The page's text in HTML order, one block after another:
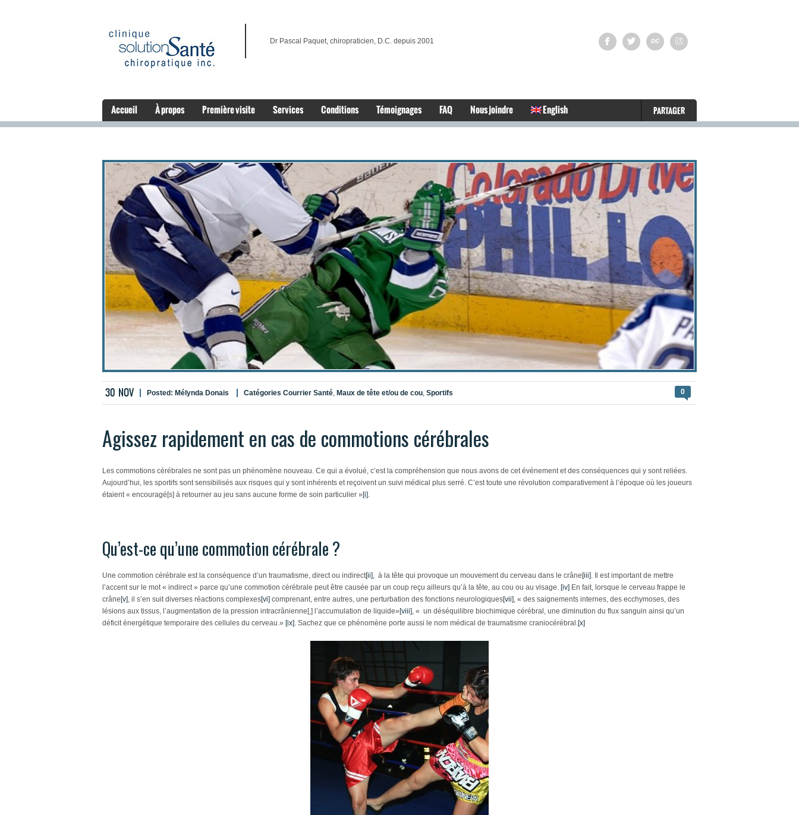
Dr Pascal Paquet, chiropraticien, D.C. depuis 2001
Accueil À propos Première visite Services Conditions Témoignages FAQ Nous joindre English PARTAGER
30 NOV Posted: Mélynda Donais Catégories Courrier Santé Maux de tête et/ou de cou Sportifs 0
Agissez rapidement en cas de commotions cérébrales
Les commotions cérébrales ne sont pas un phénomène nouveau. Ce qui a évolué, c’est la compréhension que nous avons de cet événement et des conséquences qui y sont reliées.
Aujourd’hui, les sportifs sont sensibilisés aux risques qui y sont inhérents et reçoivent un suivi médical plus serré. C’est toute une révolution comparativement à l’époque où les joueurs
étaient « encouragé[s] à retourner au jeu sans aucune forme de soin particulier »[i]
Qu’est-ce qu’une commotion cérébrale ?
Une commotion cérébrale est la conséquence d’un traumatisme, direct ou indirect[ii] , à la tête qui provoque un mouvement du cerveau dans le crâne[iii] . Il est important de mettre
l’accent sur le mot « indirect » parce qu’une commotion cérébrale peut être causée par un coup reçu ailleurs qu’à la tête, au cou ou au visage. [iv] En fait, lorsque le cerveau frappe le
crâne[v] , il s’en suit diverses réactions complexes[vi] comprenant, entre autres, une perturbation des fonctions neurologiques[vii] , « des saignements internes, des ecchymoses, des
lésions aux tissus, l’augmentation de la pression intracrânienne[,] l’accumulation de liquide»[viii] , « un déséquilibre biochimique cérébral, une diminution du flux sanguin ainsi qu’un
déficit énergétique temporaire des cellules du cerveau.» [ix] . Sachez que ce phénomène porte aussi le nom médical de traumatisme craniocérébral. [x]